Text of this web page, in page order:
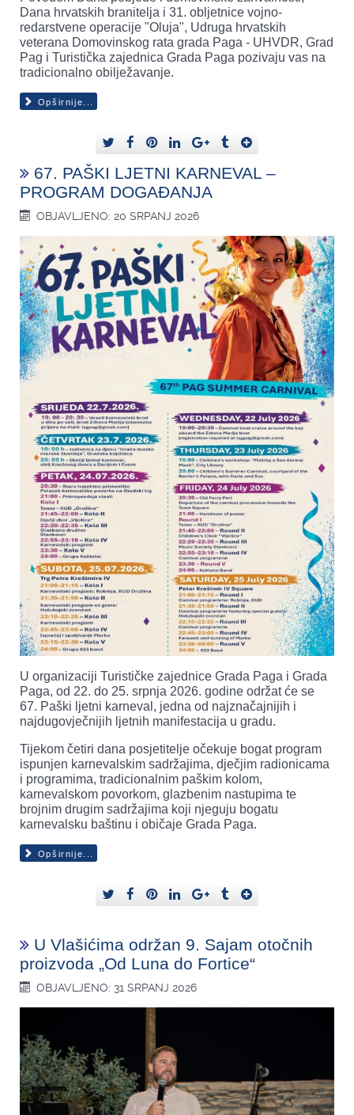
Dana hrvatskih branitelja i 31. obljetnice vojno-
redarstvene operacije "Oluja", Udruga hrvatskih
veterana Domovinskog rata grada Paga - UHVDR, Grad
Pag i Turistička zajednica Grada Paga pozivaju vas na
tradicionalno obilježavanje.
Opširnije...
67. PAŠKI LJETNI KARNEVAL –
PROGRAM DOGAĐANJA
OBJAVLJENO: 20 SRPANJ 2026
U organizaciji Turističke zajednice Grada Paga i Grada
Paga, od 22. do 25. srpnja 2026. godine održat će se
67. Paški ljetni karneval, jedna od najznačajnijih i
najdugovječnijih ljetnih manifestacija u gradu.
Tijekom četiri dana posjetitelje očekuje bogat program
ispunjen karnevalskim sadržajima, dječjim radionicama
i programima, tradicionalnim paškim kolom,
karnevalskom povorkom, glazbenim nastupima te
brojnim drugim sadržajima koji njeguju bogatu
karnevalsku baštinu i običaje Grada Paga.
Opširnije...
U Vlašićima održan 9. Sajam otočnih
proizvoda „Od Luna do Fortice“
OBJAVLJENO: 31 SRPANJ 2026